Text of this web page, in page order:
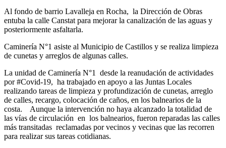
Al fondo de barrio Lavalleja en Rocha, la Dirección de Obras
entuba la calle Canstat para mejorar la canalización de las aguas y
posteriormente asfaltarla.
Caminería N°1 asiste al Municipio de Castillos y se realiza limpieza
de cunetas y arreglos de algunas calles.
La unidad de Caminería N°1 desde la reanudación de actividades
por #Covid-19, ha trabajado en apoyo a las Juntas Locales
realizando tareas de limpieza y profundización de cunetas, arreglo
de calles, recargo, colocación de caños, en los balnearios de la
costa. Aunque la intervención no haya alcanzado la totalidad de
las vías de circulación en los balnearios, fueron reparadas las calles
más transitadas reclamadas por vecinos y vecinas que las recorren
para realizar sus tareas cotidianas.